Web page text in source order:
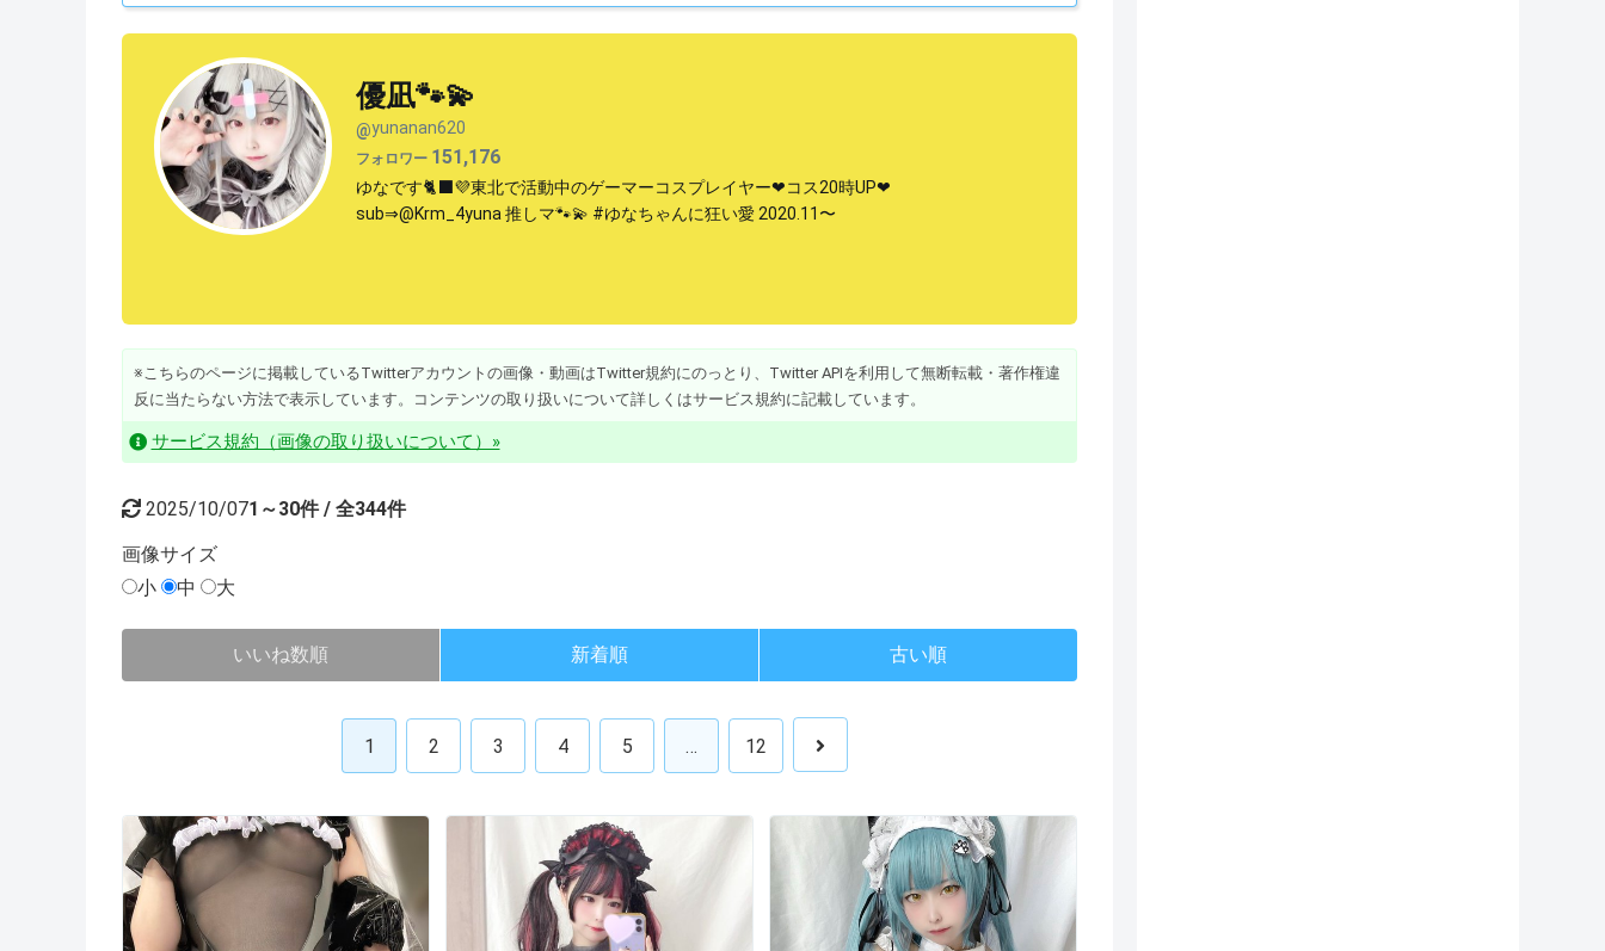
優凪🐾💫
@yunanan620
フォロワー 151,176
ゆなです🐈‍⬛💜東北で活動中のゲーマーコスプレイヤー❤︎コス20時UP❤︎
sub⇒@Krm_4yuna 推しマ🐾💫 #ゆなちゃんに狂い愛 2020.11〜
※こちらのページに掲載しているTwitterアカウントの画像・動画はTwitter規約にのっとり、Twitter APIを利用して無断転載・著作権違
反に当たらない方法で表示しています。コンテンツの取り扱いについて詳しくはサービス規約に記載しています。
サービス規約（画像の取り扱いについて）»
2025/10/071～30件 / 全344件
画像サイズ
小
中 大
いいね数順 新着順 古い順
1 2 3 4 5 … 12